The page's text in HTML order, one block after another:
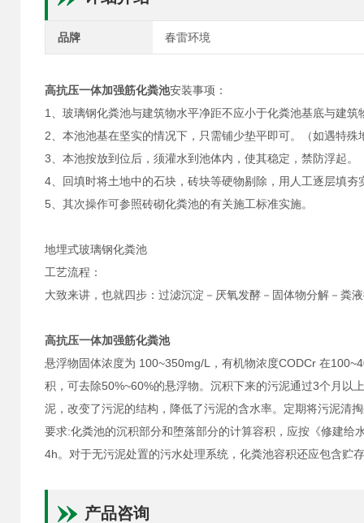
品牌 春雷环境
高抗压一体加强筋化粪池安装事项：
1、玻璃钢化粪池与建筑物水平净距不应小于化粪池基底与建筑
2、本池池基在坚实的情况下，只需铺少垫平即可。（如遇特殊
3、本池按放到位后，须灌水到池体内，使其稳定，禁防浮起。
4、回填时将土地中的石块，砖块等硬物剔除，用人工逐层填夯
5、其次操作可参照砖砌化粪池的有关施工标准实施。
地埋式玻璃钢化粪池
工艺流程：
大致来讲，也就四步：过滤沉淀－厌氧发酵－固体物分解－粪
高抗压一体加强筋化粪池
悬浮物固体浓度为 100~350mg/L，有机物浓度CODCr 在
积，可去除50%~60%的悬浮物。沉积下来的污泥通过3个月以
泥，改变了污泥的结构，降低了污泥的含水率。定期将污泥清
要求:化粪池的沉积部分和堕落部分的计算容积，应按《修建
4h。对于无污泥处置的污水处理系统，化粪池容积还应包含贮
产品咨询